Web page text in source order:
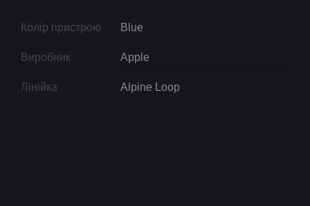
Колір пристрою Blue
Виробник Apple
Лінійка Alpine Loop